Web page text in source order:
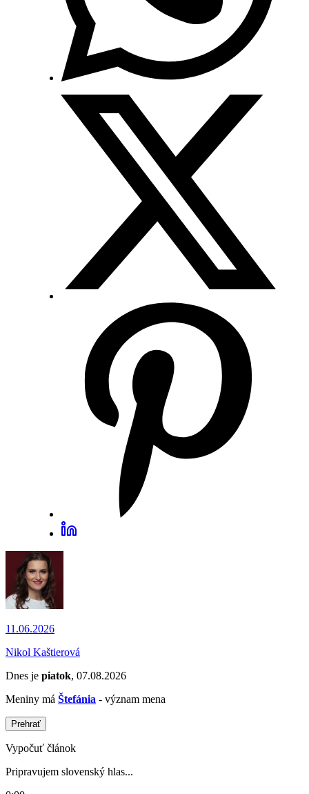
11.06.2026
Nikol Kaštierová
Dnes je piatok, 07.08.2026
Meniny má Štefánia - význam mena
Prehrať
Vypočuť článok
Pripravujem slovenský hlas...